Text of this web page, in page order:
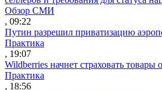
Обзор СМИ
, 09:22
Путин разрешил приватизацию
Практика
, 19:07
Wildberries начнет страховать товары
Практика
, 18:56